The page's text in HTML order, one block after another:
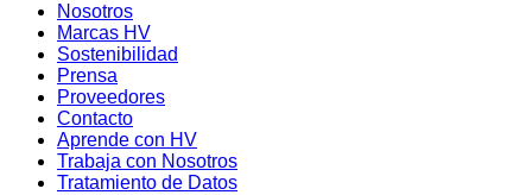
Nosotros
Marcas HV
Sostenibilidad
Prensa
Proveedores
Contacto
Aprende con HV
Trabaja con Nosotros
Tratamiento de Datos